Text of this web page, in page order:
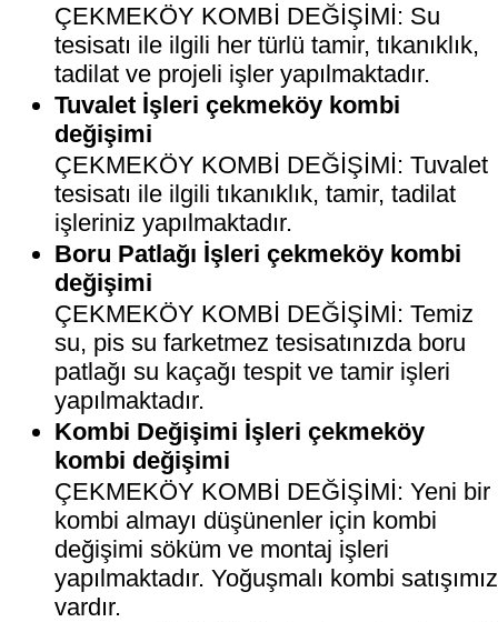
ÇEKMEKÖY KOMBİ DEĞİŞİMİ: Su
tesisatı ile ilgili her türlü tamir, tıkanıklık,
tadilat ve projeli işler yapılmaktadır.
Tuvalet İşleri çekmeköy kombi
değişimi
ÇEKMEKÖY KOMBİ DEĞİŞİMİ: Tuvalet
tesisatı ile ilgili tıkanıklık, tamir, tadilat
işleriniz yapılmaktadır.
Boru Patlağı İşleri çekmeköy kombi
değişimi
ÇEKMEKÖY KOMBİ DEĞİŞİMİ: Temiz
su, pis su farketmez tesisatınızda boru
patlağı su kaçağı tespit ve tamir işleri
yapılmaktadır.
Kombi Değişimi İşleri çekmeköy
kombi değişimi
ÇEKMEKÖY KOMBİ DEĞİŞİMİ: Yeni bir
kombi almayı düşünenler için kombi
değişimi söküm ve montaj işleri
yapılmaktadır. Yoğuşmalı kombi satışımız
vardır.